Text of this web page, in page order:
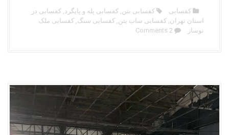
کفسابی کفسابی بتن, کفسابی پله و پایگرد, کفسابی در
استان تهران, کفسابی ساب بتن, کفسابی سنگ, کفسابی ملک
نوساز
2 Comments